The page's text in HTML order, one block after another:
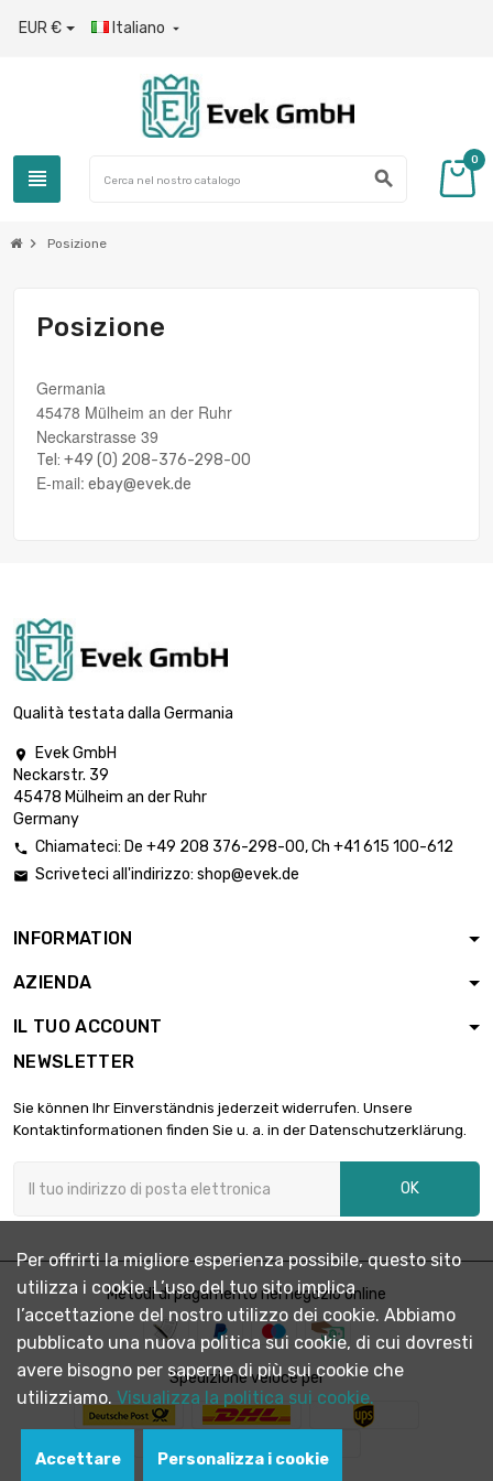
EUR € Italiano 
view_headline search
0
chevron_right Posizione
Posizione
Germania
45478 Mülheim an der Ruhr
Neckarstrasse 39
Tel: +49 (0) 208-376-298-00
E-mail: ebay@evek.de
Qualità testata dalla Germania

Evek GmbH
Neckarstr. 39
45478 Mülheim an der Ruhr
Germany
 Chiamateci: De +49 208 376-298-00, Ch +41 615 100-612
 Scriveteci all'indirizzo: shop@evek.de
INFORMATION
AZIENDA
IL TUO ACCOUNT
NEWSLETTER
Sie können Ihr Einverständnis jederzeit widerrufen. Unsere
Kontaktinformationen finden Sie u. a. in der Datenschutzerklärung.
OK
Metodi di pagamento nel negozio online
Spedizione veloce per
Per offrirti la migliore esperienza possibile, questo sito
utilizza i cookie. L’uso del tuo sito implica
l’accettazione del nostro utilizzo dei cookie. Abbiamo
pubblicato una nuova politica sui cookie, di cui dovresti
avere bisogno per saperne di più sui cookie che
utilizziamo. Visualizza la politica sui cookie.
Accettare Personalizza i cookie